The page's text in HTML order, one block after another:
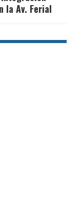
la Av. Ferial